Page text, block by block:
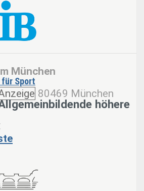
München
Sport
80469 München
höhere